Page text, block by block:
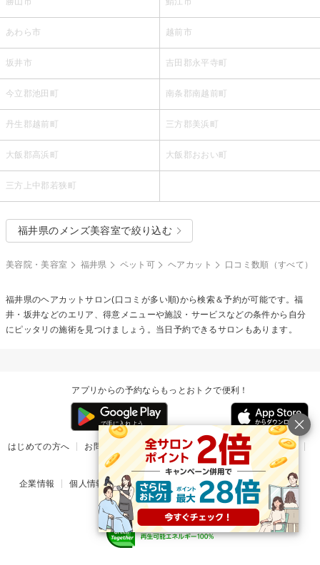
あわら市 越前市
坂井市 吉田郡永平寺町
今立郡池田町 南条郡南越前町
丹生郡越前町 三方郡美浜町
大飯郡高浜町 大飯郡おおい町
三方上中郡若狭町
福井県のメンズ美容室で絞り込む
美容院・美容室 福井県 ペット可 ヘアカット 口コミ数順（すべて）
福井県のヘアカットサロン(口コミが多い順)から検索＆予約が可能です。福
井・坂井などのエリア、得意メニューや施設・サービスなどの条件から自分
にピッタリの施術を見つけましょう。当日予約できるサロンもあります。
アプリからの予約ならもっとおトクで便利！
はじめての方へ お問い合わせ ヘルプ リリース情報
利用規約
掲載ご希望のサロン様
企業情報 個人情報保護方針 楽天のサービス一覧 アプリ一覧
© Rakuten Group, Inc.